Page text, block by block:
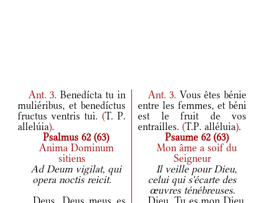
Ant. 3. Benedícta tu in
muliéribus, et benedíctus
fructus ventris tui. (T. P.
allelúia).
Ant. 3. Vous êtes bénie
entre les femmes, et béni
est le fruit de vos
entrailles. (T.P. alléluia).
Psalmus 62 (63)
Psaume 62 (63)
Anima Dominum
sitiens
Mon âme a soif du
Seigneur
Ad Deum vigilat, qui
opera noctis reicit.
Il veille pour Dieu,
celui qui s'écarte des
œuvres ténébreuses.